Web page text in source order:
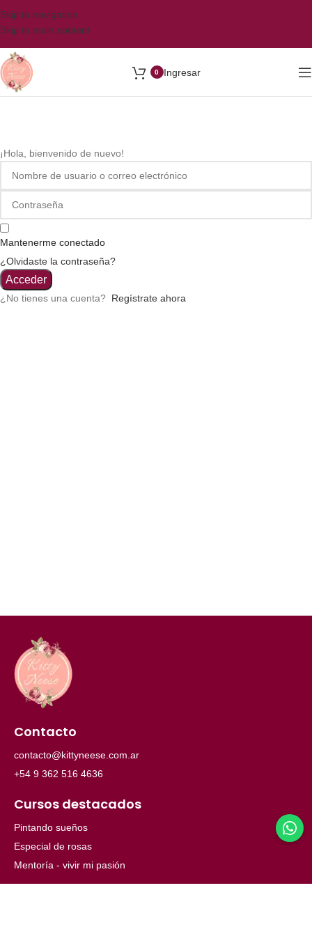
Skip to navigation
Skip to main content
0 Ingresar
¡Hola, bienvenido de nuevo!
Mantenerme conectado
¿Olvidaste la contraseña?
Acceder
¿No tienes una cuenta? Regístrate ahora
Contacto
contacto@kittyneese.com.ar
+54 9 362 516 4636
Cursos destacados
Pintando sueños
Especial de rosas
Mentoría - vivir mi pasión